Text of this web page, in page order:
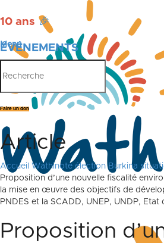
10 ans 🎉
ÉVÉNEMENTS
PUBLICATIONS
Menu
Faire un don
Article
Accueil
Wathinote élection Burkina
Proposition d’une nouvelle fiscalité
la mise en œuvre des objectifs de
PNDES et la SCADD, UNEP, UNDP, Etat
Proposition